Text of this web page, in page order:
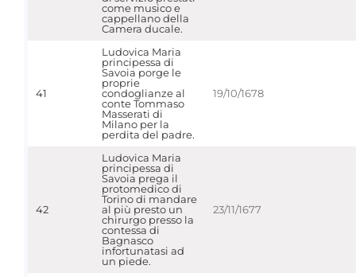
come musico e
cappellano della
Camera ducale.
41
Ludovica Maria
principessa di
Savoia porge le
proprie
condoglianze al
conte Tommaso
Masserati di
Milano per la
perdita del padre.
19/10/1678
42
Ludovica Maria
principessa di
Savoia prega il
protomedico di
Torino di mandare
al più presto un
chirurgo presso la
contessa di
Bagnasco
infortunatasi ad
un piede.
23/11/1677